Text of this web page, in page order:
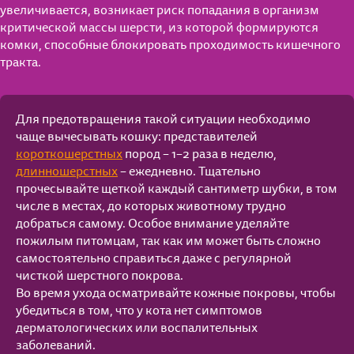
увеличивается, возникает риск попадания в организм
критической массы шерсти, из которой формируются
комки, способные блокировать проходимость кишечного
тракта.
Для предотвращения такой ситуации необходимо
чаще вычесывать кошку: представителей
короткошерстныхпород – 1–2 раза в неделю,
длинношерстных– ежедневно. Тщательно
прочесывайте щеткой каждый сантиметр шубки, в том
числе в местах, до которых животному трудно
добраться самому. Особое внимание уделяйте
пожилым питомцам, так как им может быть сложно
самостоятельно справиться даже с регулярной
чисткой шерстного покрова.
Во время ухода осматривайте кожные покровы, чтобы
убедиться в том, что у кота нет симптомов
дерматологических или воспалительных
заболеваний.